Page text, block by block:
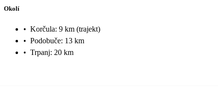
Okolí
• Korčula: 9 km (trajekt)
• Podobuče: 13 km
• Trpanj: 20 km